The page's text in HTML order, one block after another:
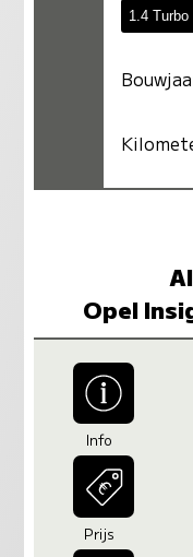
Opel
Info
Prijs